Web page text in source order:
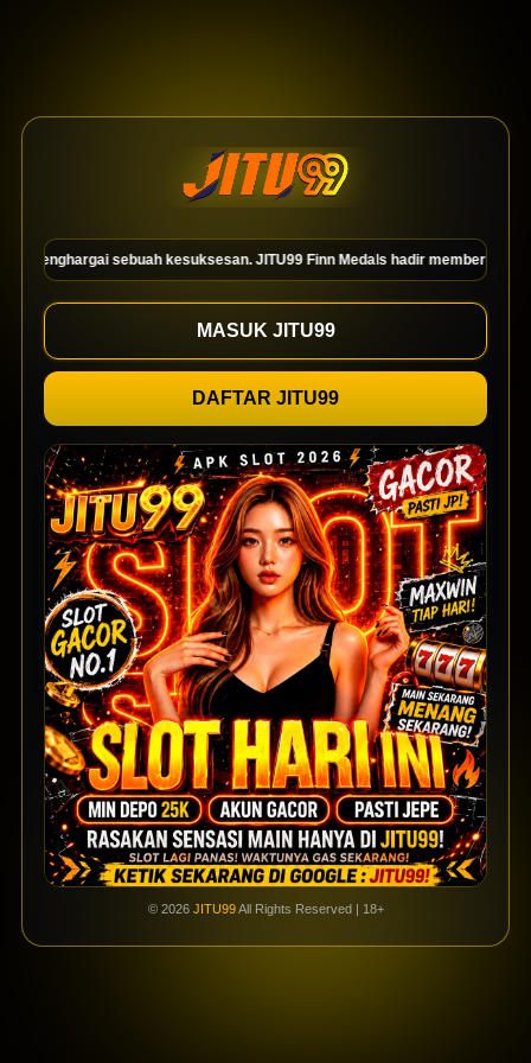
sebuah kesuksesan. JITU99 Finn Medals hadir memberikan bukti fisik
MASUK JITU99
DAFTAR JITU99
© 2026 JITU99All Rights Reserved | 18+